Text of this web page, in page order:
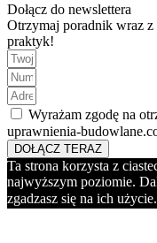
Dołącz do newslettera
Otrzymaj poradnik wraz
praktyk!
Wyrażam zgodę na
uprawnienia-
DOŁĄCZ TERAZ
Ta strona korzysta z
najwyższym poziomie.
zgadzasz się na ich użycie.